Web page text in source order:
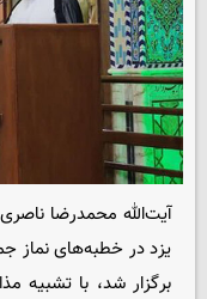
آیت‌الله محمدرضا
یزد در خطبه‌های نماز
برگزار شد، با تشبیه